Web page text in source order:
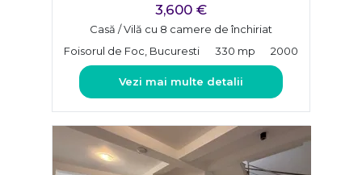
3,600 €
Casă / Vilă cu 8 camere de închiriat
Foisorul de Foc, Bucuresti
330 mp 2000
Vezi mai multe detalii